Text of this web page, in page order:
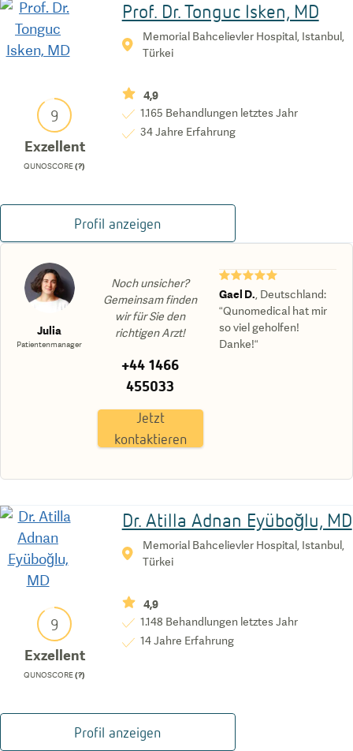
9
Exzellent
QUNOSCORE(?)
Prof. Dr. Tonguc Isken, MD
Memorial Bahcelievler Hospital, Istanbul,
Türkei
4,9
1.165 Behandlungen letztes Jahr
34 Jahre Erfahrung
Profil anzeigen
Julia
Patientenmanager
Noch unsicher?
Gemeinsam finden
wir für Sie den
richtigen Arzt!
+44 1466
455033
Jetzt
kontaktieren
★★★★★
Gael D. Deutschland:
“Qunomedical hat mir
so viel geholfen!
Danke!“
9
Exzellent
QUNOSCORE(?)
Dr. Atilla Adnan Eyüboğlu, MD
Memorial Bahcelievler Hospital, Istanbul,
Türkei
4,9
1.148 Behandlungen letztes Jahr
14 Jahre Erfahrung
Profil anzeigen